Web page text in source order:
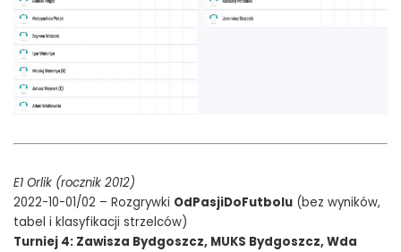
E1 Orlik (rocznik 2012)
2022-10-01/02 – Rozgrywki OdPasjiDoFutbolu (bez wyników,
tabel i klasyfikacji strzelców)
Turniej 4: Zawisza Bydgoszcz, MUKS Bydgoszcz, Wda